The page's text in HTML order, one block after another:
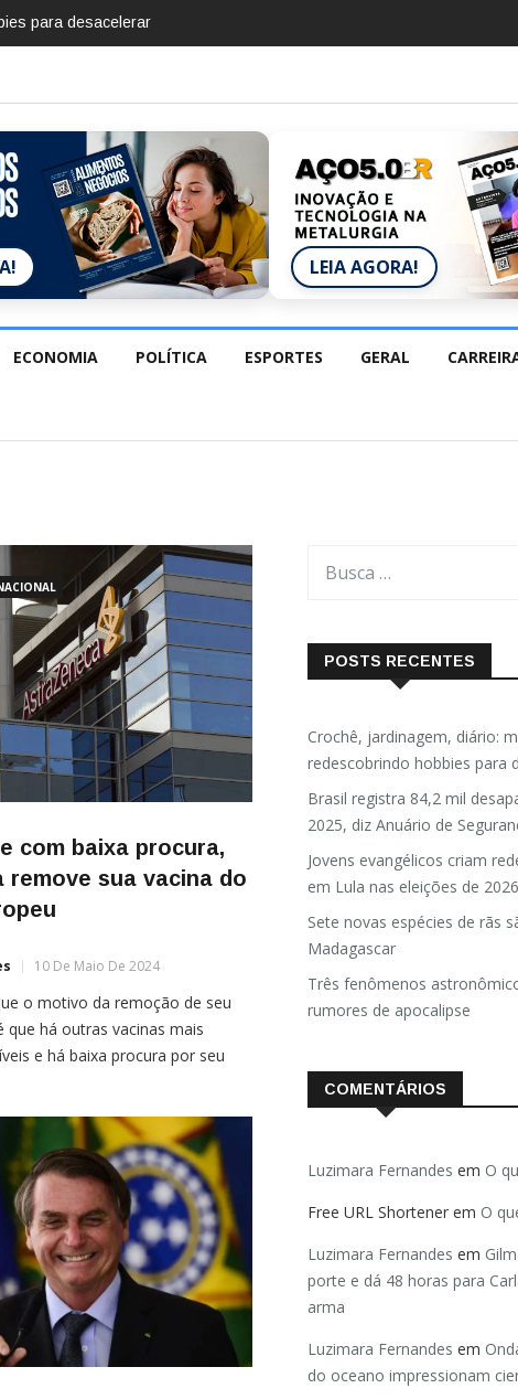
Segurança Pública
LEIA AGORA!
ECONOMIA POLÍTICA ESPORTES GERAL
com baixa procura,
remove sua vacina do
10 De Maio De 2024
o motivo da remoção de seu
há outras vacinas mais
e há baixa procura por seu
da vacina Vaxzevria, o
covid-19 da […]
POSTS RECENTES
Crochê, jardinagem, diário:
redescobrindo hobbies para
Brasil registra 84,2 mil
2025, diz Anuário de
Jovens evangélicos criam
em Lula nas eleições de 2026
Sete novas espécies de rãs
Madagascar
Três fenômenos
rumores de apocalipse
COMENTÁRIOS
Luzimara Fernandes em O
Free URL Shortener em O
Luzimara Fernandes em
porte e dá 48 horas para
arma
Luzimara Fernandes em
do oceano impressionam